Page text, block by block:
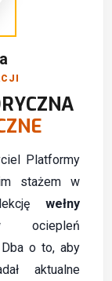
Platformy
stażem w
wełny
o to, aby
aktualne